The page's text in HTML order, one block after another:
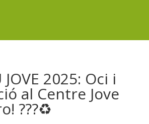
JOVE 2025: Oci i
al Centre Jove
???♻️